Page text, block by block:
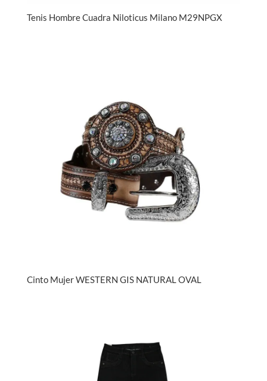
Tenis Hombre Cuadra Niloticus Milano M29NPGX
Cinto Mujer WESTERN GIS NATURAL OVAL